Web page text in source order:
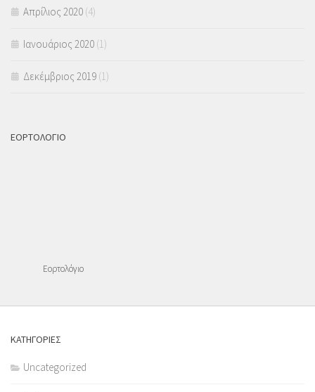
Απρίλιος 2020 (4)
Ιανουάριος 2020 (1)
Δεκέμβριος 2019 (1)
ΕΟΡΤΟΛΟΓΙΟ
Εορτολόγιο
ΚΑΤΗΓΟΡΙΕΣ
Uncategorized